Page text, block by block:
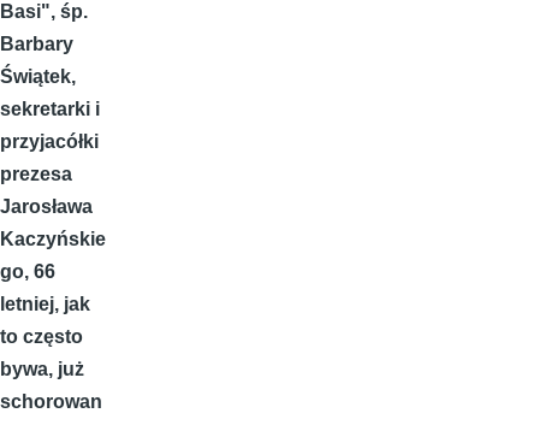
Basi", śp.
Barbary
Świątek,
sekretarki i
przyjacółki
prezesa
Jarosława
Kaczyńskie
go, 66
letniej, jak
to często
bywa, już
schorowan